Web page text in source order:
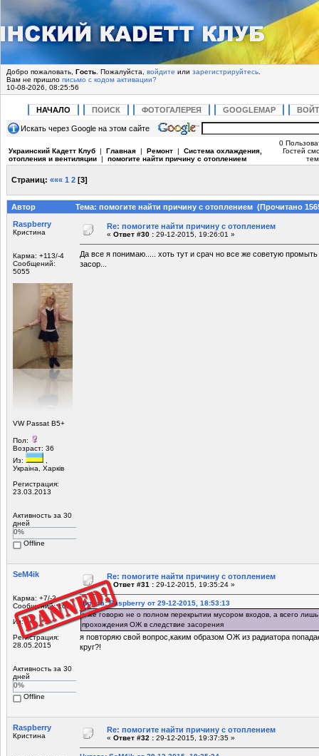
Добро пожаловать, Гость . Пожалуйста, войдите или зарегистрируйтесь
Вам не пришло письмо с кодом активации?
10-08-2026, 08:25:56
НАЧАЛО ПОИСК ФОТОГАЛЕРЕЯ GOOGLEMAP
Искать через Google на этом сайте
Украинский Кадетт Клуб | Главная | Ремонт | Система охлаждения,
отопления и вентиляции | помогите найти причину с отоплением
0
Гостей
Страниц: ««« 1 2 [3]
Автор
Тема: помогите найти причину с отоплением (Прочитано
Raspberry
Кристина
Карма: +113/-4
Сообщений:
5055
VW Passat B5+
Пол:
Возраст: 36
Из:
Украiна, Харкiв
Регистрация:
23.03.2013
Активность за 30
дней
0%
Offline
Re: помогите найти причину с отоплением
« Ответ #30 : 29-12-2015, 19:26:01 »
Да все я понимаю..... хоть тут и срач но все же советую
засор...
SeM4ik
Карма: +7/-2
Сообщений: 160
Из:
Регистрация:
28.05.2015
Активность за 30
дней
0%
Offline
Re: помогите найти причину с отоплением
«Ответ #31 : 29-12-2015, 19:35:24 »
Цитата: Raspberry от 29-12-2015, 18:53:13
я же говорю не о полном перекрытии мусором входов, а всего
прохождения ОЖ в следствие засорения
я повторяю свой вопрос,каким образом ОЖ из радиатора
круг?!
Raspberry
Кристина
Re: помогите найти причину с отоплением
« Ответ #32 : 29-12-2015, 19:37:35 »